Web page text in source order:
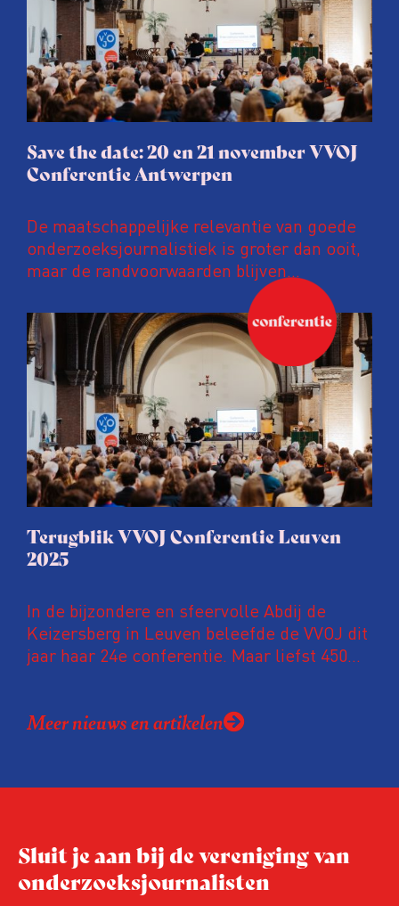
Save the date: 20 en 21 november VVOJ
Conferentie Antwerpen
De maatschappelijke relevantie van goede
onderzoeksjournalistiek is groter dan ooit,
maar de randvoorwaarden blijven
kwetsbaar. Tijdens de komende VVOJ
Conferentie duiken we in De
ongemakkelijke werkelijkheid: een eerlijke
en urgente blik op de staat van ons vak.
Terugblik VVOJ Conferentie Leuven
2025
In de bijzondere en sfeervolle Abdij de
Keizersberg in Leuven beleefde de VVOJ dit
jaar haar 24e conferentie. Maar liefst 450
expertise te delen en elkaar te ontmoeten.
was voor het eerst op de conferentie!
Meer nieuws en artikelen
Sluit je aan bij de vereniging van
onderzoeksjournalisten